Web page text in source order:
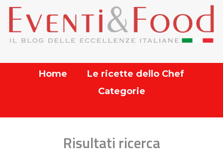
Home
Le ricette dello Chef
Categorie
Risultati ricerca